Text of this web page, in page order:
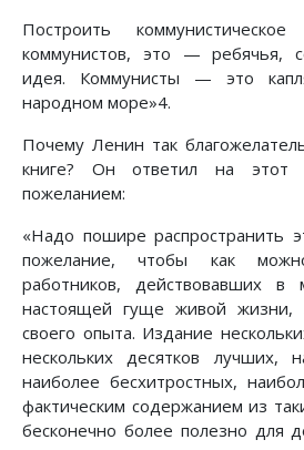
Построить
коммунистов, это — ребячья,
идея. Коммунисты — это
народном море»4.
Почему Ленин так
книге? Он ответил на этот
пожеланием:
«Надо пошире распространить
пожелание, чтобы как
работников, действовавших
настоящей гуще живой жизни,
своего опыта. Издание
нескольких десятков лучших,
наиболее бесхитростных,
фактическим содержанием из
бесконечно более полезно для